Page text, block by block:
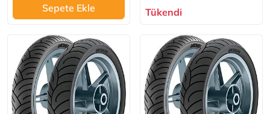
Sepete Ekle Tükendi